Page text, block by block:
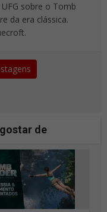
sobre o Tomb
da era clássica.
de